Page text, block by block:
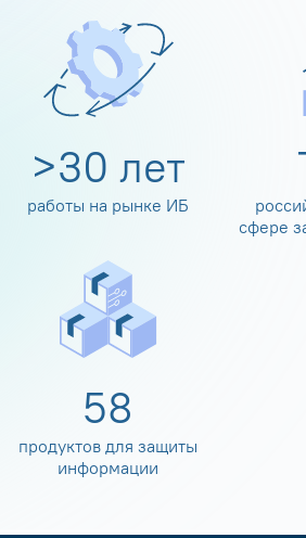
>30 лет
работы на рынке ИБ
сфере
60
продуктов для защиты
информации